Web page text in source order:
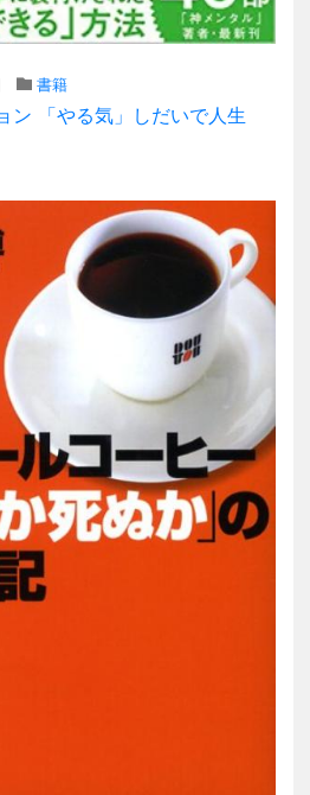
書籍
ン 「やる気」しだいで人生